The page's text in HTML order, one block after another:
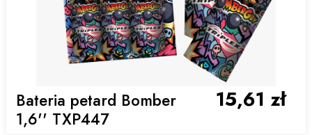
Bateria petard Bomber
1,6'' TXP447
15,61 zł